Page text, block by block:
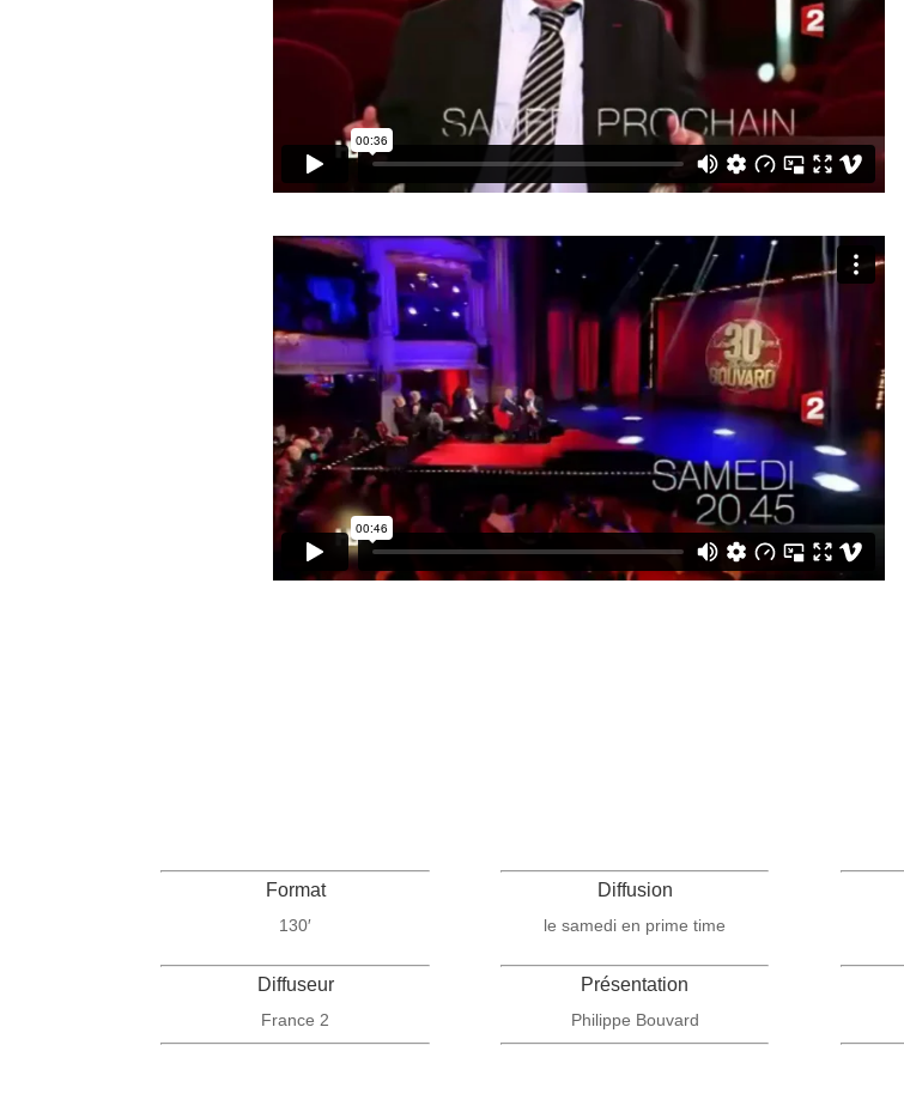
Format
130′
Diffuseur
France 2
Diffusion
le samedi en prime time
Présentation
Philippe Bouvard